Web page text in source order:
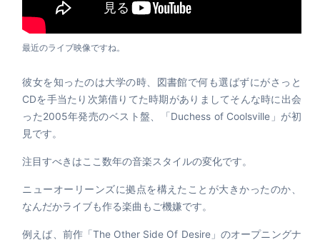
最近のライブ映像ですね。
彼女を知ったのは大学の時、図書館で何も選ばずにがさっと
CDを手当たり次第借りてた時期がありましてそんな時に出会
った2005年発売のベスト盤、「Duchess of Coolsville」が初
見です。
注目すべきはここ数年の音楽スタイルの変化です。
ニューオーリーンズに拠点を構えたことが大きかったのか、
なんだかライブも作る楽曲もご機嫌です。
例えば、前作「The Other Side Of Desire」のオープニングナ